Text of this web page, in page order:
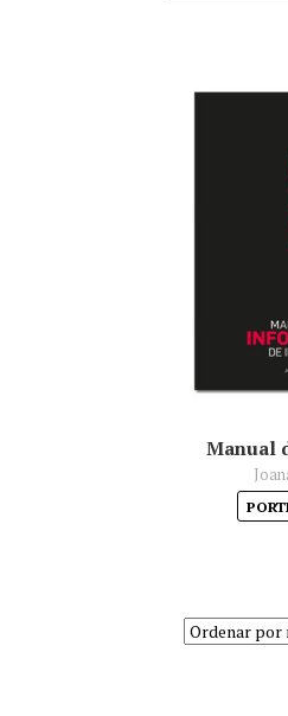
Manual